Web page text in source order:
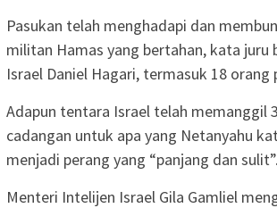
Pasukan telah menghadapi dan
militan Hamas yang bertahan, kata juru
Israel Daniel Hagari, termasuk 18 orang
Adapun tentara Israel telah memanggil
cadangan untuk apa yang Netanyahu
menjadi perang yang “panjang dan sulit”.
Menteri Intelijen Israel Gila Gamliel